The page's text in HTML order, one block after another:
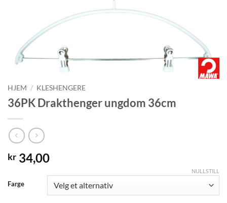
HJEM / KLESHENGERE
36PK Drakthenger ungdom 36cm
kr 34,00
Farge
NULLSTILL